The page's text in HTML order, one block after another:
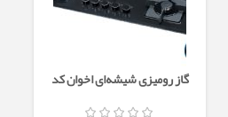
گاز رومیزی شیشه‌ای اخوان کد